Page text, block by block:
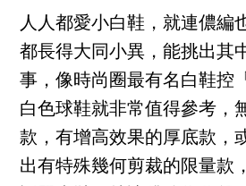
人人都愛小白鞋，就連儂編
都長得大同小異，能挑出其
事，像時尚圈最有名白鞋控
白色球鞋就非常值得參考，
款，有增高效果的厚底款，
出有特殊幾何剪裁的限量款